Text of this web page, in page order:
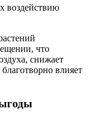
воздействию
что
снижает
влияет